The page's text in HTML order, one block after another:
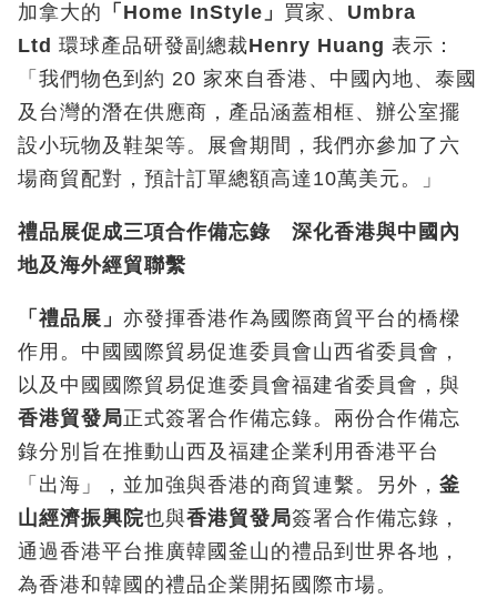
加拿大的 「 Home InStyle 」 買家、 Umbra
Ltd 環球產品研發副總裁Henry Huang 表示：
「我們物色到約 20 家來自香港、中國內地、泰國
及台灣的潛在供應商，產品涵蓋相框、辦公室擺
設小玩物及鞋架等。展會期間，我們亦參加了六
場商貿配對，預計訂單總額高達10萬美元。」
禮品展促成三項合作備忘錄 深化香港與中國內
地及海外經貿聯繫
「禮品展」 亦發揮香港作為國際商貿平台的橋樑
作用。中國國際貿易促進委員會山西省委員會，
以及中國國際貿易促進委員會福建省委員會，與
香港貿發局正式簽署合作備忘錄。兩份合作備忘
錄分別旨在推動山西及福建企業利用香港平台
「出海」，並加強與香港的商貿連繫。另外， 釜
山經濟振興院也與香港貿發局簽署合作備忘錄，
通過香港平台推廣韓國釜山的禮品到世界各地，
為香港和韓國的禮品企業開拓國際市場。